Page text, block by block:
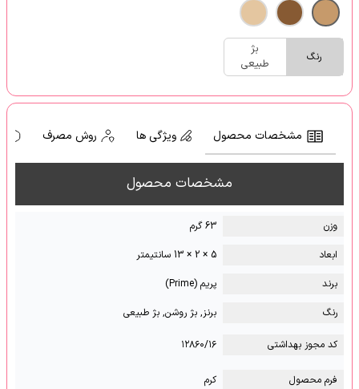
رنگ
بژ
طبیعی
مشخصات محصول ویژگی ها روش مصرف
مشخصات محصول
وزن
63 گرم
ابعاد
5 × 2 × 13 سانتیمتر
برند
پریم (Prime)
رنگ
برنز, بژ روشن, بژ طبیعی
کد مجوز بهداشتی ۱۲۸۶۰/۱۶
فرم محصول کرم